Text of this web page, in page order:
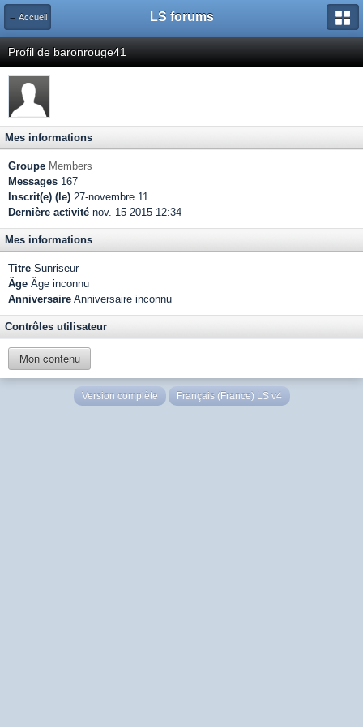
← Accueil LS forums
Profil de baronrouge41
Mes informations
Groupe Members
Messages 167
Inscrit(e) (le) 27-novembre 11
Dernière activité nov. 15 2015 12:34
Mes informations
Titre Sunriseur
Âge Âge inconnu
Anniversaire Anniversaire inconnu
Contrôles utilisateur
Mon contenu
Version complète Français (France) LS v4